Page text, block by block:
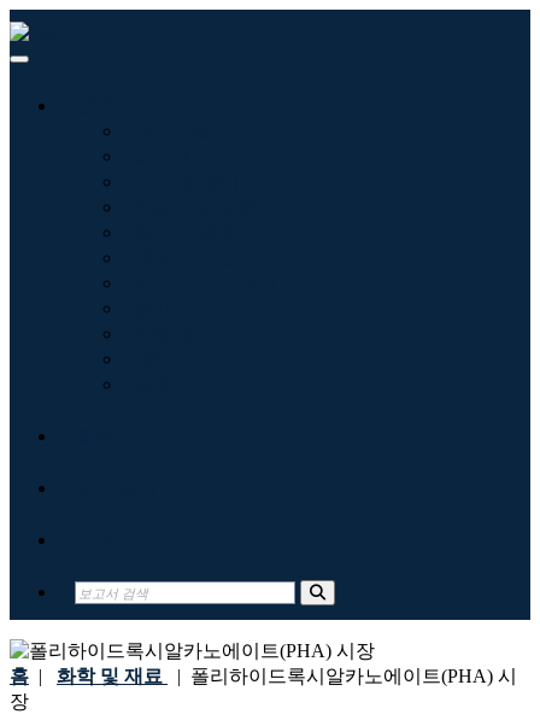
홈 | 화학 및 재료 | 폴리하이드록시알카노에이트(PHA) 시
장